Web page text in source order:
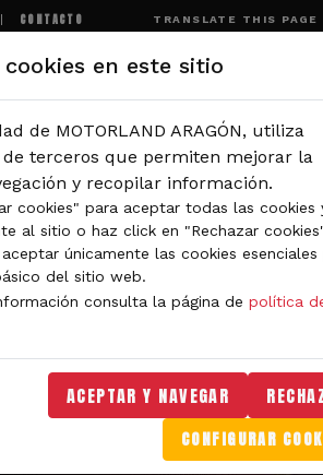
CONTACTO TRANSLATE THIS PAGE
en este sitio
de MOTORLAND ARAGÓN, utiliza
de terceros que permiten mejorar la
y recopilar información.
cookies" para aceptar todas las cookies
al sitio o haz click en "Rechazar
únicamente las cookies esenciales
del sitio web.
consulta la página de política
ACEPTAR Y NAVEGAR
CONFIGURAR